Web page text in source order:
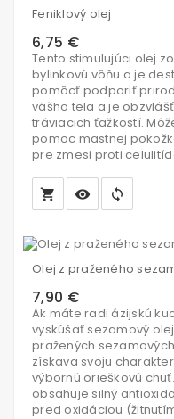
Feniklový olej
6,75 €
Tento stimulujúci olej
bylinkovú vôňu a je
pomôcť podporiť
vášho tela a je
tráviacich ťažkostí.
pomoc mastnej
pre zmesi proti
local_grocery_store
do
košíka
visibility sync
Olej z praženého
7,90 €
Ak máte radi ázijskú
vyskúšať sezamový
pražených
získava svoju
výbornú orieškovú
obsahuje silný
pred oxidáciou